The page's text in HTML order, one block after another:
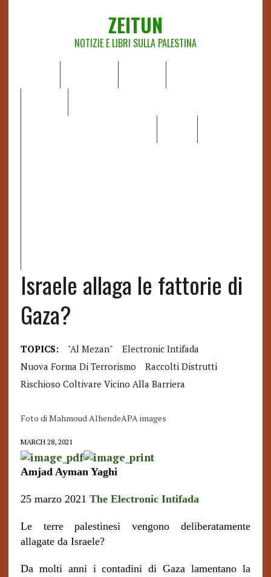
ZEITUN
NOTIZIE E LIBRI SULLA PALESTINA
Israele allaga le fattorie di
Gaza?
TOPICS: "al Mezan"
Electronic Intifada
Nuova Forma Di Terrorismo
Raccolti Distrutti
Rischioso Coltivare Vicino Alla Barriera
Foto di Mahmoud AlhendeAPA images
MARCH 28, 2021
Amjad Ayman Yaghi
25 marzo 2021 The Electronic Intifada
Le terre palestinesi vengono deliberatamente
allagate da Israele?
Da molti anni i contadini di Gaza lamentano la